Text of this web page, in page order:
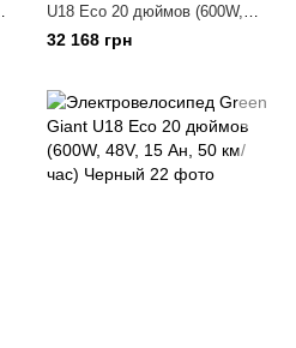
U18 Eco 20 дюймов (600W,
48V, 13 Ан, 50 км/час) Чорный
32 168 грн